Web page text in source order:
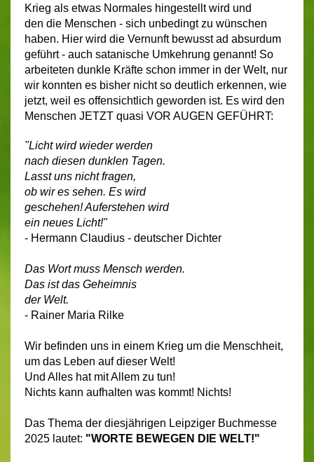
Krieg als etwas Normales hingestellt wird und
den die Menschen - sich unbedingt zu wünschen
haben. Hier wird die Vernunft bewusst ad absurdum
geführt - auch satanische Umkehrung genannt! So
arbeiteten dunkle Kräfte schon immer in der Welt, nur
wir konnten es bisher nicht so deutlich erkennen, wie
jetzt, weil es offensichtlich geworden ist. Es wird den
Menschen JETZT quasi VOR AUGEN GEFÜHRT:
"Licht wird wieder werden
nach diesen dunklen Tagen.
Lasst uns nicht fragen,
ob wir es sehen. Es wird
geschehen! Auferstehen wird
ein neues Licht!"
- Hermann Claudius - deutscher Dichter
Das Wort muss Mensch werden.
Das ist das Geheimnis
der Welt.
- Rainer Maria Rilke
Wir befinden uns in einem Krieg um die Menschheit,
um das Leben auf dieser Welt!
Und Alles hat mit Allem zu tun!
Nichts kann aufhalten was kommt! Nichts!
Das Thema der diesjährigen Leipziger Buchmesse
2025 lautet: "WORTE BEWEGEN DIE WELT!"